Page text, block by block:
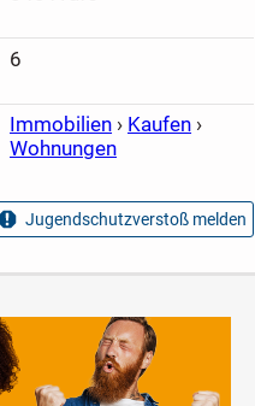
6
Immobilien › Kaufen ›
Wohnungen
Jugendschutzverstoß melden